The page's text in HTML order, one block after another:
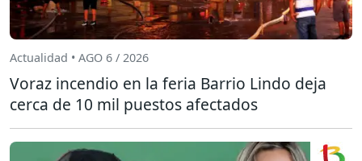
Actualidad • AGO 6 / 2026
Voraz incendio en la feria Barrio Lindo deja
cerca de 10 mil puestos afectados